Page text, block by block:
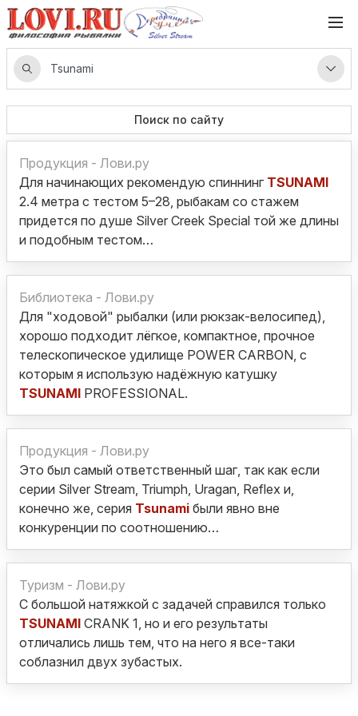
Поиск по сайту
Продукция - Лови.ру
Для начинающих рекомендую спиннинг TSUNAMI
2.4 метра с тестом 5–28, рыбакам со стажем
придется по душе Silver Creek Special той же длины
и подобным тестом…
Библиотека - Лови.ру
Для "ходовой" рыбалки (или рюкзак-велосипед),
хорошо подходит лёгкое, компактное, прочное
телескопическое удилище POWER CARBON, с
которым я использую надёжную катушку
TSUNAMI PROFESSIONAL.
Продукция - Лови.ру
Это был самый ответственный шаг, так как если
серии Silver Stream, Triumph, Uragan, Reflex и,
конечно же, серия Tsunami были явно вне
конкуренции по соотношению…
Туризм - Лови.ру
С большой натяжкой с задачей справился только
TSUNAMI CRANK 1, но и его результаты
отличались лишь тем, что на него я все-таки
соблазнил двух зубастых.